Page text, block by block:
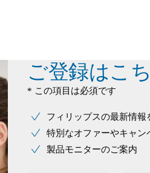
ご登録はこ
* この項目は必須です
フィリップスの最新情報
特別なオファーやキャン
製品モニターのご案内